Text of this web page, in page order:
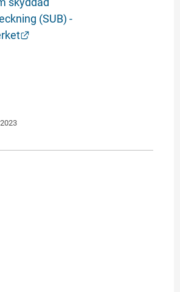
(SUB) -
Länk till annan webbplats.
Facebook
med